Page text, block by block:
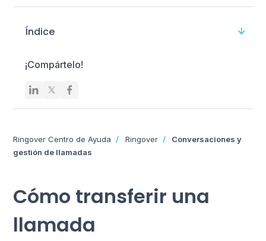
Índice
¡Compártelo!
Ringover Centro de Ayuda Ringover
Conversaciones y
gestión de llamadas
Cómo transferir una
llamada